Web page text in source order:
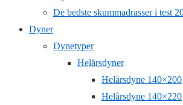
De bedste skummadrasser i test
Dyner
Dynetyper
Helårsdyner
Helårsdyne 140×200
Helårsdyne 140×220